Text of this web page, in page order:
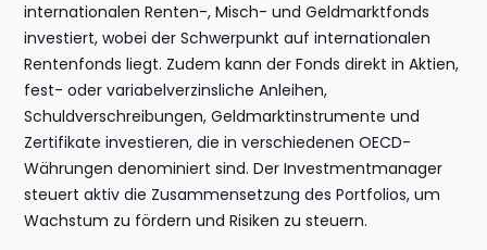
internationalen Renten-, Misch- und Geldmarktfonds
investiert, wobei der Schwerpunkt auf internationalen
Rentenfonds liegt. Zudem kann der Fonds direkt in Aktien,
fest- oder variabelverzinsliche Anleihen,
Schuldverschreibungen, Geldmarktinstrumente und
Zertifikate investieren, die in verschiedenen OECD-
Währungen denominiert sind. Der Investmentmanager
steuert aktiv die Zusammensetzung des Portfolios, um
Wachstum zu fördern und Risiken zu steuern.